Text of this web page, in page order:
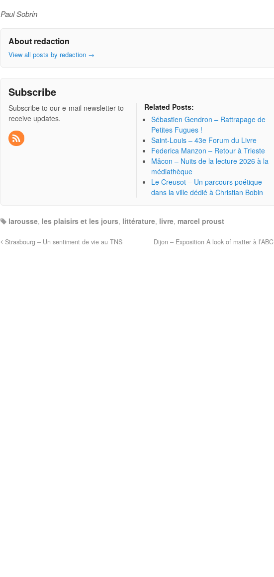
Paul Sobrin
About redaction
View all posts by redaction →
Subscribe
Subscribe to our e-mail newsletter to
receive updates.
Related Posts:
Sébastien Gendron – Rattrapage de
Petites Fugues !
Saint-Louis – 43e Forum du Livre
Federica Manzon – Retour à Trieste
Mâcon – Nuits de la lecture 2026 à la
médiathèque
Le Creusot – Un parcours poétique
dans la ville dédié à Christian Bobin
larousse, les plaisirs et les jours, littérature, livre, marcel proust
Strasbourg – Un sentiment de vie au TNS Dijon – Exposition A look of matter à l’ABC